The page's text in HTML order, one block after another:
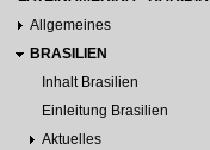
Allgemeines
BRASILIEN
Inhalt Brasilien
Einleitung Brasilien
Aktuelles